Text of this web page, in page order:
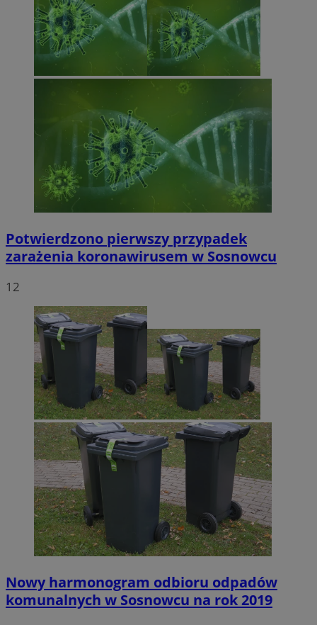
Potwierdzono pierwszy przypadek
zarażenia koronawirusem w Sosnowcu
12
Nowy harmonogram odbioru odpadów
komunalnych w Sosnowcu na rok 2019